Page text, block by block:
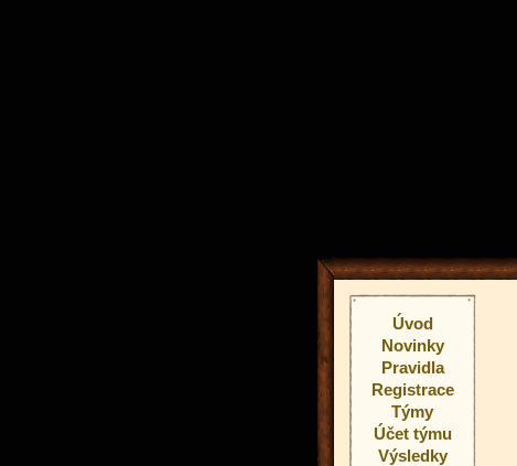
Úvod
Novinky
Pravidla
Registrace
Týmy
Účet týmu
Výsledky